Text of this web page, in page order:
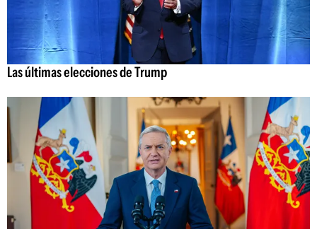
Las últimas elecciones de Trump